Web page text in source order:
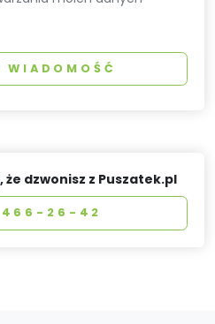
WIADOMOŚĆ
dzwonisz z Puszatek.pl
26-42